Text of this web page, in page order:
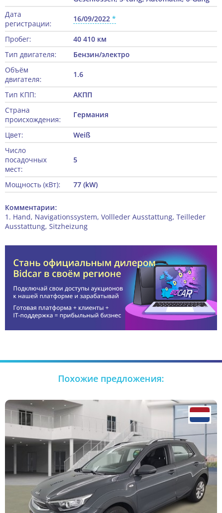
Дата
регистрации:
16/09/2022
Пробег:
40 410 км
Тип двигателя:
Бензин/электро
Объём
двигателя:
1.6
Тип КПП:
АКПП
Страна
происхождения:
Германия
Цвет:
Weiß
Число
посадочных
мест:
5
Мощность (кВт): 77 (kW)
Комментарии:
1. Hand, Navigationssystem, Vollleder Ausstattung, Teilleder
Ausstattung, Sitzheizung
Похожие предложения: